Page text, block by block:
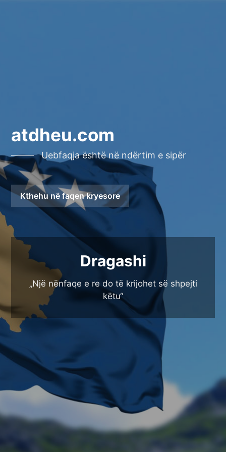
atdheu.com
Uebfaqja është në ndërtim e sipër
Kthehu në faqen kryesore
Dragashi
„Një nënfaqe e re do të krijohet së shpejti
këtu“